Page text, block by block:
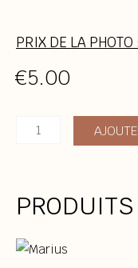
PRIX DE LA PHOTO :
€5.00
quantité